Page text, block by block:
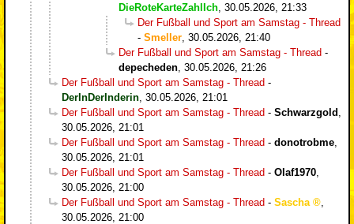
DieRoteKarteZahlIch 30.05.2026, 21:33
Der Fußball und Sport am Samstag - Thread
- Smeller 30.05.2026, 21:40
Der Fußball und Sport am Samstag - Thread -
depecheden 30.05.2026, 21:26
Der Fußball und Sport am Samstag - Thread -
DerInDerInderin 30.05.2026, 21:01
Der Fußball und Sport am Samstag - Thread - Schwarzgold
30.05.2026, 21:01
Der Fußball und Sport am Samstag - Thread - donotrobme
30.05.2026, 21:01
Der Fußball und Sport am Samstag - Thread - Olaf1970
30.05.2026, 21:00
Der Fußball und Sport am Samstag - Thread - Sascha
30.05.2026, 21:00